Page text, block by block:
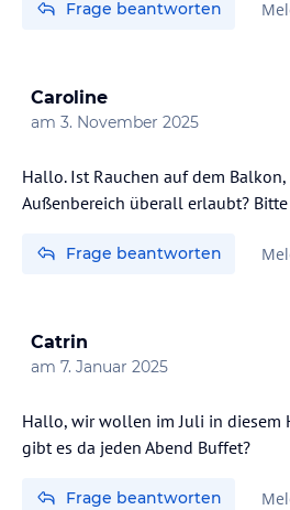
Frage beantworten
Caroline
am 3. November 2025
Hallo. Ist Rauchen auf dem
Außenbereich überall erlaubt?
Frage beantworten
Catrin
am 7. Januar 2025
Hallo, wir wollen im Juli in diesem
gibt es da jeden Abend Buffet?
Frage beantworten